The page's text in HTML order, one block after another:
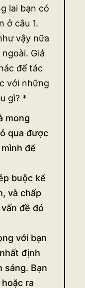
lai bạn có
ở câu 1.
vậy nữa
Giả
để tác
với những
gì? *
mong
qua được
để
buộc kể
và chấp
đề đó
với bạn
định
sáng. Bạn
ra